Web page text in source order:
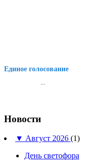
Единое голосование
...
Новости
▼ Август 2026 (1)
День светофора